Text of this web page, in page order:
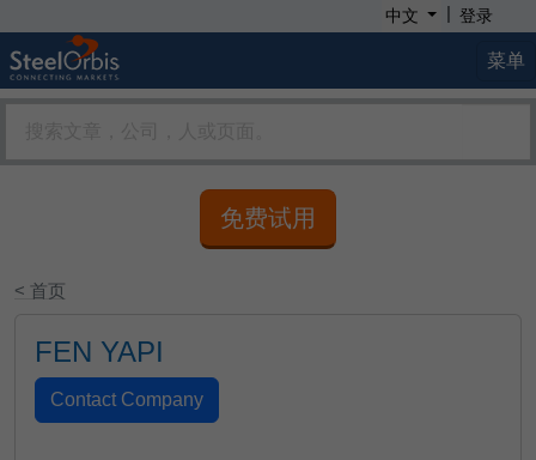
中文 | 登录
菜单
免费试用
< 首页
FEN YAPI